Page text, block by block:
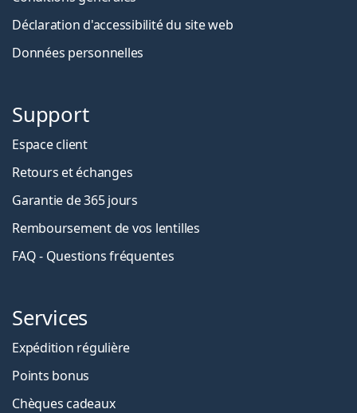
Déclaration d'accessibilité du site web
Données personnelles
Support
Espace client
Retours et échanges
Garantie de 365 jours
Remboursement de vos lentilles
FAQ - Questions fréquentes
Services
Expédition régulière
Points bonus
Chèques cadeaux